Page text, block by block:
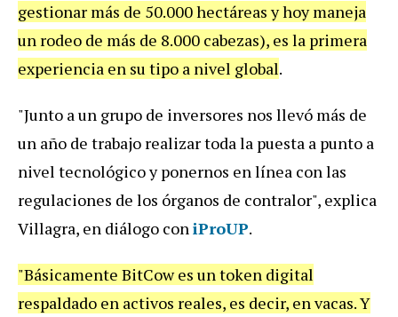
gestionar más de 50.000 hectáreas y hoy maneja
un rodeo de más de 8.000 cabezas), es la primera
experiencia en su tipo a nivel global.
"Junto a un grupo de inversores nos llevó más de
un año de trabajo realizar toda la puesta a punto a
nivel tecnológico y ponernos en línea con las
regulaciones de los órganos de contralor", explica
Villagra, en diálogo coniProUP.
"Básicamente BitCow es un token digital
respaldado en activos reales, es decir, en vacas. Y